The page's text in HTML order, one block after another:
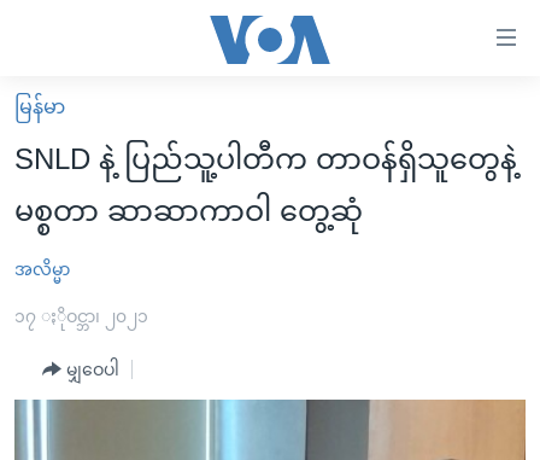
လွယ်ကူ
စေ
Link
များ
ပင်မ
မူလစာမျက်နှာ
မြန်မာ
ကမ္ဘာ့သတင်းများ
နိုင်ငံတကာ
အစ္စရေး-ပါလက်စတိုင်း
ဗွီဒီယို
အင်္ဂလိပ်စာလေ့လာမယ်
မြန်မာ
SNLD နဲ့ ပြည်သူ့ပါတီက တာဝန်ရှိသူတွေနဲ့
မစ္စတာ ဆာဆာကာဝါ တွေ့ဆုံ
အလိမ္မာ
၁၇ ႏိုဝင္ဘာ၊ ၂၀၂၁
မျှဝေပါ